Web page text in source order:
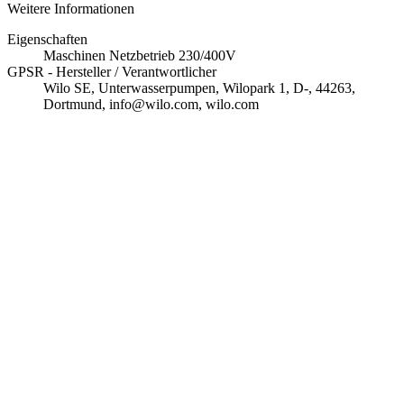
Weitere Informationen
Eigenschaften
Maschinen Netzbetrieb 230/400V
GPSR - Hersteller / Verantwortlicher
Wilo SE, Unterwasserpumpen, Wilopark 1, D-, 44263,
Dortmund, info@wilo.com, wilo.com